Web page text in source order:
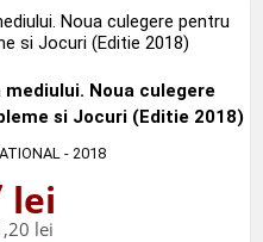
Noua culegere
si Jocuri (Editie 2018)
- 2018
lei
lei